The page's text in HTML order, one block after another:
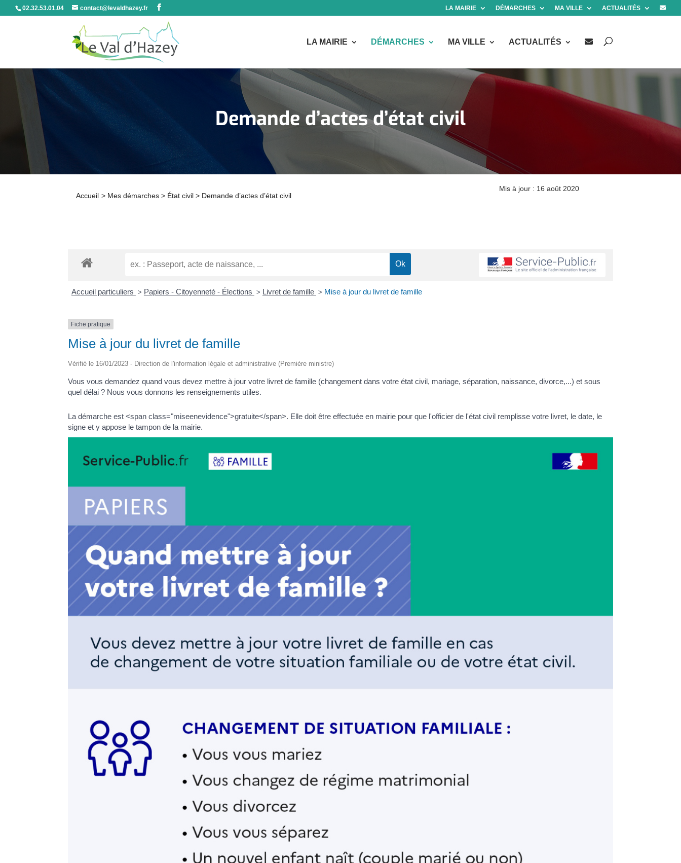
02.32.53.01.04 contact@levaldhazey.fr LA MAIRIE DÉMARCHES MA VILLE ACTUALITÉS
LA MAIRIE DÉMARCHES MA VILLE ACTUALITÉS
Demande d’actes d’état civil
Accueil > Mes démarches > État civil > Demande d’actes d’état civil
Mis à jour : 16 août 2020
Accueil particuliers > Papiers - Citoyenneté - Élections > Livret de famille > Mise à jour du livret de famille
Fiche pratique
Mise à jour du livret de famille
Vérifié le 16/01/2023 - Direction de l'information légale et administrative (Première ministre)
Vous vous demandez quand vous devez mettre à jour votre livret de famille (changement dans votre état civil, mariage, séparation, naissance, divorce,...) et sous
quel délai ? Nous vous donnons les renseignements utiles.
La démarche est <span class="miseenevidence">gratuite</span>. Elle doit être effectuée en mairie pour que l'officier de l'état civil remplisse votre livret, le date, le
signe et y appose le tampon de la mairie.